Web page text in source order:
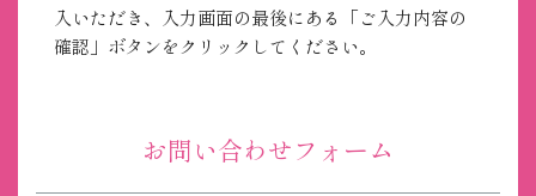
入いただき、入力画面の最後にある「ご入力内容の
確認」ボタンをクリックしてください。
お問い合わせフォーム